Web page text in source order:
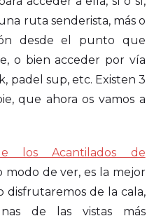
ruta senderista, más o
desde el punto que
o bien acceder por vía
padel sup, etc. Existen 3
que ahora os vamos a
los Acantilados de
modo de ver, es la mejor
disfrutaremos de la cala,
de las vistas más